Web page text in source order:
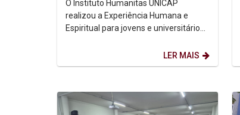
O Instituto Humanitas UNICAP
realizou a Experiência Humana e
Espiritual para jovens e universitários,
LER MAIS